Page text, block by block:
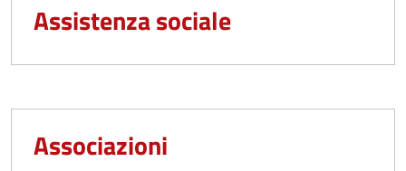
Assistenza sociale
Associazioni